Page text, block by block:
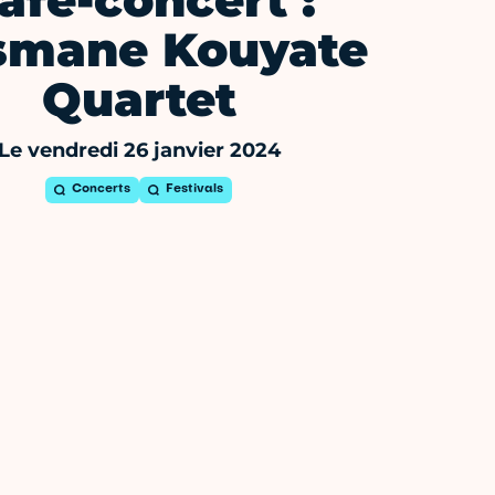
Kouyate
Quartet
vendredi 26 janvier 2024
Concerts Festivals